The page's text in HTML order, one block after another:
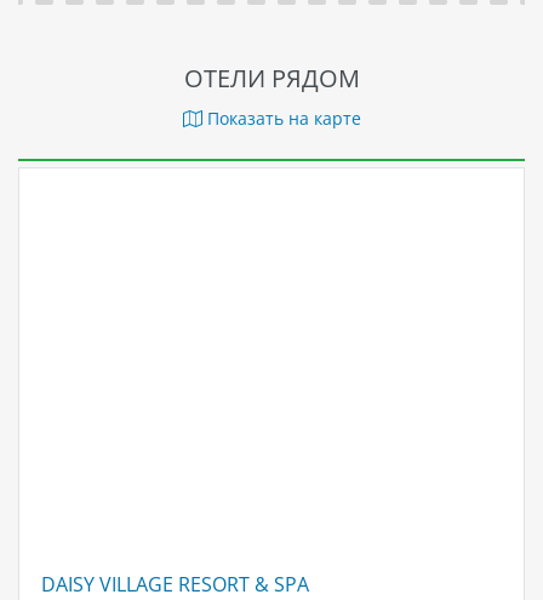
ОТЕЛИ РЯДОМ
Показать на карте
DAISY VILLAGE RESORT & SPA